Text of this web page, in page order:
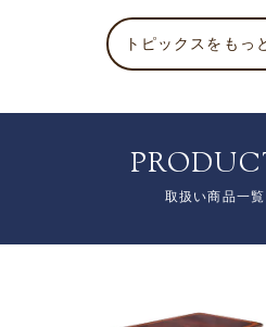
トピックスをもっ
取扱い商品一覧